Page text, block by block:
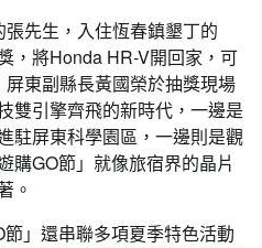
先生，入住恆春鎮墾丁的
，將Honda HR-V開回家，可
東副縣長黃國榮於抽獎現場
雙引擎齊飛的新時代，一邊是
駐屏東科學園區，一邊則是觀
購GO節」就像旅宿界的晶片
。
」還串聯多項夏季特色活動